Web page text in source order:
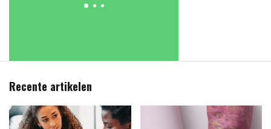
Recente artikelen